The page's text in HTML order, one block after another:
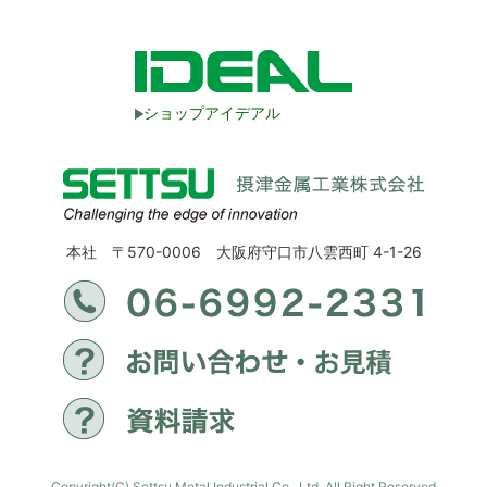
ショップアイデアル
本社 〒570-0006 大阪府守口市八雲西町 4-1-26